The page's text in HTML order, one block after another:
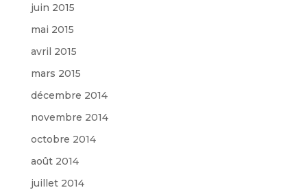
juin 2015
mai 2015
avril 2015
mars 2015
décembre 2014
novembre 2014
octobre 2014
août 2014
juillet 2014